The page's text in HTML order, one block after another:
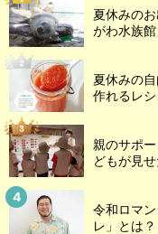
夏休みの
がわ水族
夏休みの
作れるレ
親のサポ
どもが見
令和ロマ
レ」とは？